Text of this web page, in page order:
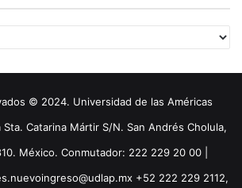
© 2024. Universidad de las Américas
Sta. Catarina Mártir S/N. San Andrés Cholula,
México. Conmutador: 222 229 20 00 |
+52 222 229 2112,